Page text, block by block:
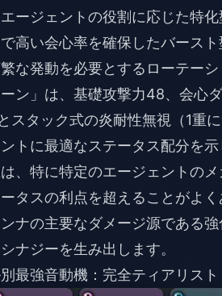
エージェントの役割に応じた特
高い会心率を確保したバース
な発動を必要とするローテー
ン」は、基礎攻撃力48、会心
スタック式の炎耐性無視（1重
トに最適なステータス配分を示
、特に特定のエージェントの
タスの利点を超えることがよ
ナの主要なダメージ源である
ナジーを生み出します。
最強音動機：完全ティアリスト